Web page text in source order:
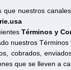
que nuestros
Términos y
nuestros
cobrados,
que se lleven a